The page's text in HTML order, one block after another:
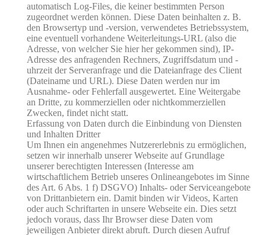
automatisch Log-Files, die keiner bestimmten Person
zugeordnet werden können. Diese Daten beinhalten z. B.
den Browsertyp und -version, verwendetes Betriebssystem,
eine eventuell vorhandene Weiterleitungs-URL (also die
Adresse, von welcher Sie hier her gekommen sind), IP-
Adresse des anfragenden Rechners, Zugriffsdatum und -
uhrzeit der Serveranfrage und die Dateianfrage des Client
(Dateiname und URL). Diese Daten werden nur im
Ausnahme- oder Fehlerfall ausgewertet. Eine Weitergabe
an Dritte, zu kommerziellen oder nichtkommerziellen
Zwecken, findet nicht statt.
Erfassung von Daten durch die Einbindung von Diensten
und Inhalten Dritter
Um Ihnen ein angenehmes Nutzererlebnis zu ermöglichen,
setzen wir innerhalb unserer Webseite auf Grundlage
unserer berechtigten Interessen (Interesse am
wirtschaftlichem Betrieb unseres Onlineangebotes im Sinne
des Art. 6 Abs. 1 f) DSGVO) Inhalts- oder Serviceangebote
von Drittanbietern ein. Damit binden wir Videos, Karten
oder auch Schriftarten in unsere Webseite ein. Dies setzt
jedoch voraus, dass Ihr Browser diese Daten vom
jeweiligen Anbieter direkt abruft. Durch diesen Aufruf